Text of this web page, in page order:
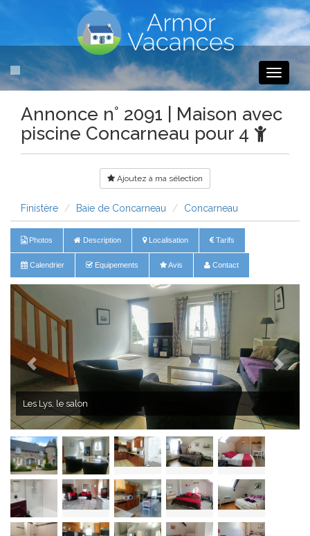
Toggle
Annonce n° 2091 | Maison avec
piscine Concarneau pour 4
Ajoutez à ma sélection
Finistère Baie de Concarneau Concarneau
Photos Description Localisation Tarifs
Calendrier Equipements Avis Contact